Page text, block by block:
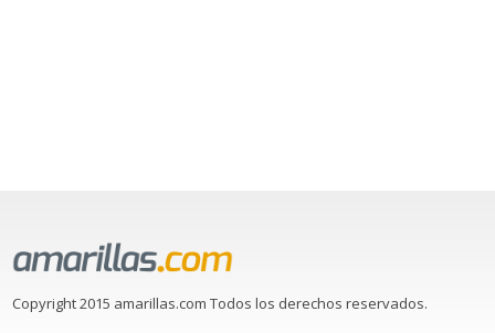
Copyright 2015 amarillas.com Todos los derechos reservados.